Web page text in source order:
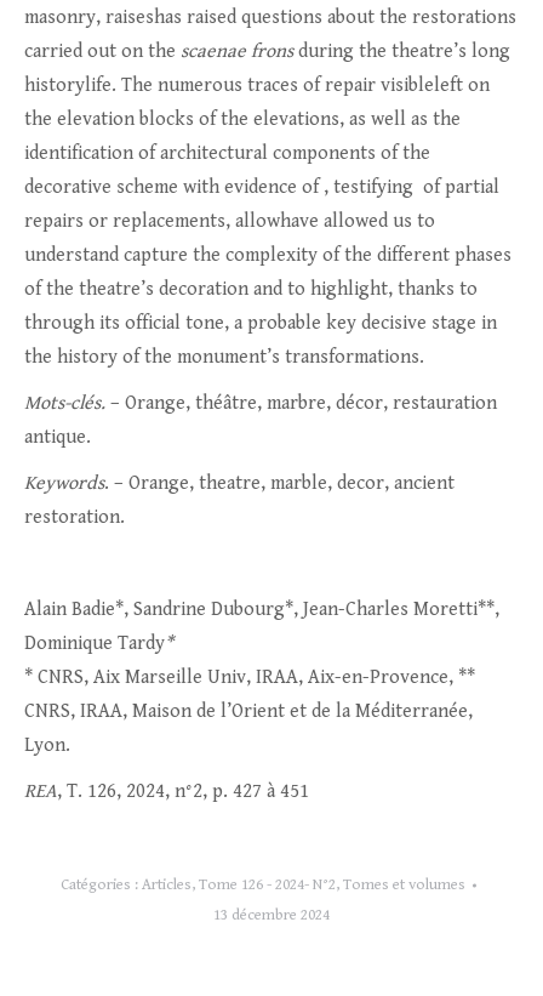
masonry, raiseshas raised questions about the restorations
carried out on the scaenae fronsduring the theatre’s long
historylife. The numerous traces of repair visibleleft on
the elevation blocks of the elevations, as well as the
identification of architectural components of the
decorative scheme with evidence of , testifying of partial
repairs or replacements, allowhave allowed us to
understand capture the complexity of the different phases
of the theatre’s decoration and to highlight, thanks to
through its official tone, a probable key decisive stage in
the history of the monument’s transformations.
Mots-clés. – Orange, théâtre, marbre, décor, restauration
antique.
Keywords. – Orange, theatre, marble, decor, ancient
restoration.
Alain Badie*, Sandrine Dubourg*, Jean-Charles Moretti**,
Dominique Tardy*
* CNRS, Aix Marseille Univ, IRAA, Aix-en-Provence, **
CNRS, IRAA, Maison de l’Orient et de la Méditerranée,
Lyon.
REA, T. 126, 2024, n°2, p. 427 à 451
Catégories : Articles, Tome 126 - 2024- N°2, Tomes et volumes
13 décembre 2024